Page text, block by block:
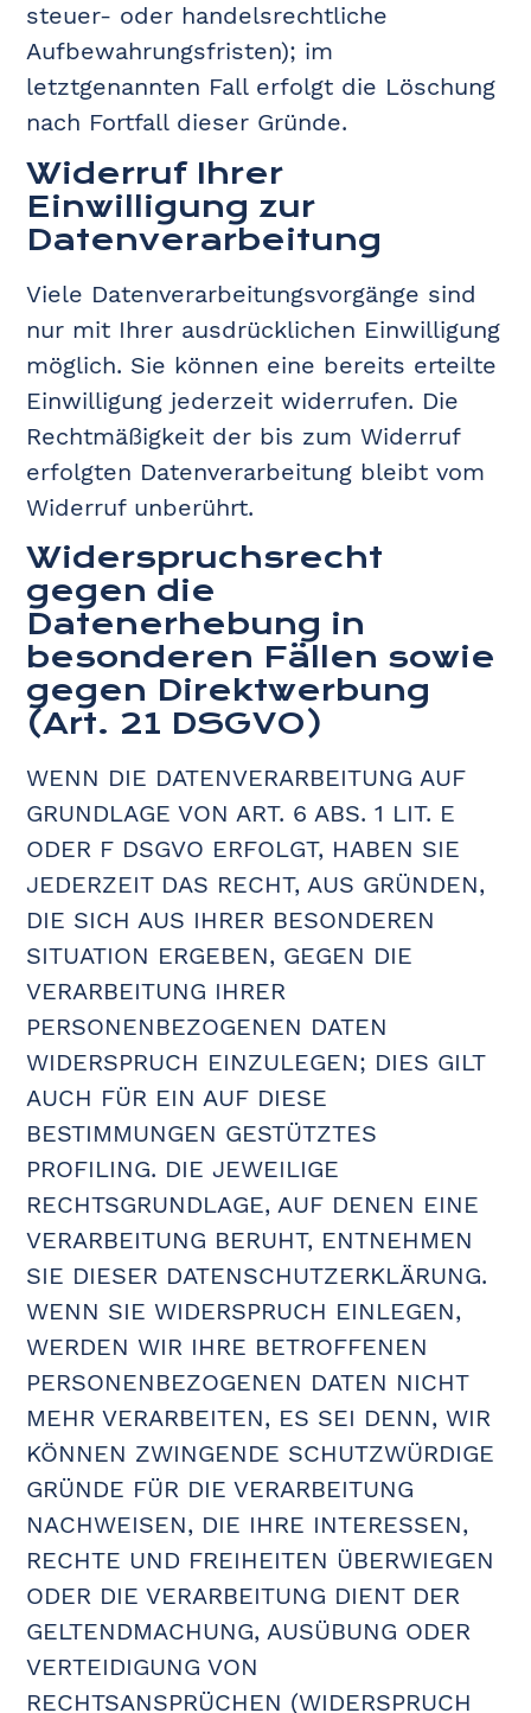
steuer- oder handelsrechtliche
Aufbewahrungsfristen); im
letztgenannten Fall erfolgt die Löschung
nach Fortfall dieser Gründe.
Widerruf Ihrer
Einwilligung zur
Datenverarbeitung
Viele Datenverarbeitungsvorgänge sind
nur mit Ihrer ausdrücklichen Einwilligung
möglich. Sie können eine bereits erteilte
Einwilligung jederzeit widerrufen. Die
Rechtmäßigkeit der bis zum Widerruf
erfolgten Datenverarbeitung bleibt vom
Widerruf unberührt.
Widerspruchsrecht
gegen die
Datenerhebung in
besonderen Fällen sowie
gegen Direktwerbung
(Art. 21 DSGVO)
WENN DIE DATENVERARBEITUNG AUF
GRUNDLAGE VON ART. 6 ABS. 1 LIT. E
ODER F DSGVO ERFOLGT, HABEN SIE
JEDERZEIT DAS RECHT, AUS GRÜNDEN,
DIE SICH AUS IHRER BESONDEREN
SITUATION ERGEBEN, GEGEN DIE
VERARBEITUNG IHRER
PERSONENBEZOGENEN DATEN
WIDERSPRUCH EINZULEGEN; DIES GILT
AUCH FÜR EIN AUF DIESE
BESTIMMUNGEN GESTÜTZTES
PROFILING. DIE JEWEILIGE
RECHTSGRUNDLAGE, AUF DENEN EINE
VERARBEITUNG BERUHT, ENTNEHMEN
SIE DIESER DATENSCHUTZERKLÄRUNG.
WENN SIE WIDERSPRUCH EINLEGEN,
WERDEN WIR IHRE BETROFFENEN
PERSONENBEZOGENEN DATEN NICHT
MEHR VERARBEITEN, ES SEI DENN, WIR
KÖNNEN ZWINGENDE SCHUTZWÜRDIGE
GRÜNDE FÜR DIE VERARBEITUNG
NACHWEISEN, DIE IHRE INTERESSEN,
RECHTE UND FREIHEITEN ÜBERWIEGEN
ODER DIE VERARBEITUNG DIENT DER
GELTENDMACHUNG, AUSÜBUNG ODER
VERTEIDIGUNG VON
RECHTSANSPRÜCHEN (WIDERSPRUCH